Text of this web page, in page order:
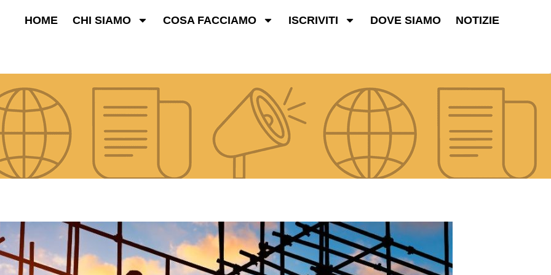
HOME CHI SIAMO COSA FACCIAMO ISCRIVITI DOVE SIAMO NOTIZIE